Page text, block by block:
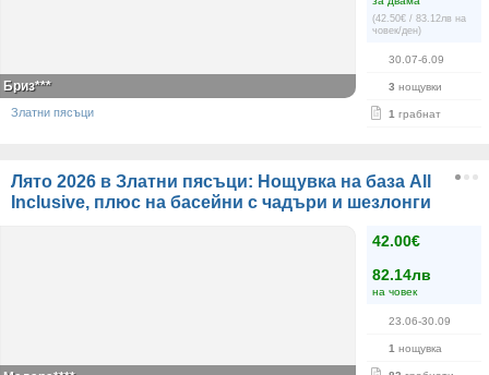
(42.50€ / 83.12лв на
човек/ден)
30.07-6.09
3 нощувки
1 грабнат
Бриз***
Златни пясъци
Лято 2026 в Златни пясъци: Нощувка на база All
Inclusive, плюс на басейни с чадъри и шезлонги
42.00€
82.14лв
на човек
23.06-30.09
1 нощувка